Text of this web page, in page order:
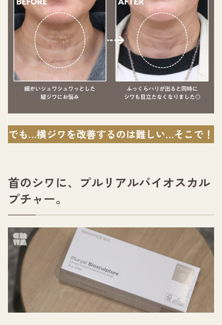
でも…横ジワを改善するのは難しい…そこで！
首のシワに、プルリアルバイオスカル
プチャー。